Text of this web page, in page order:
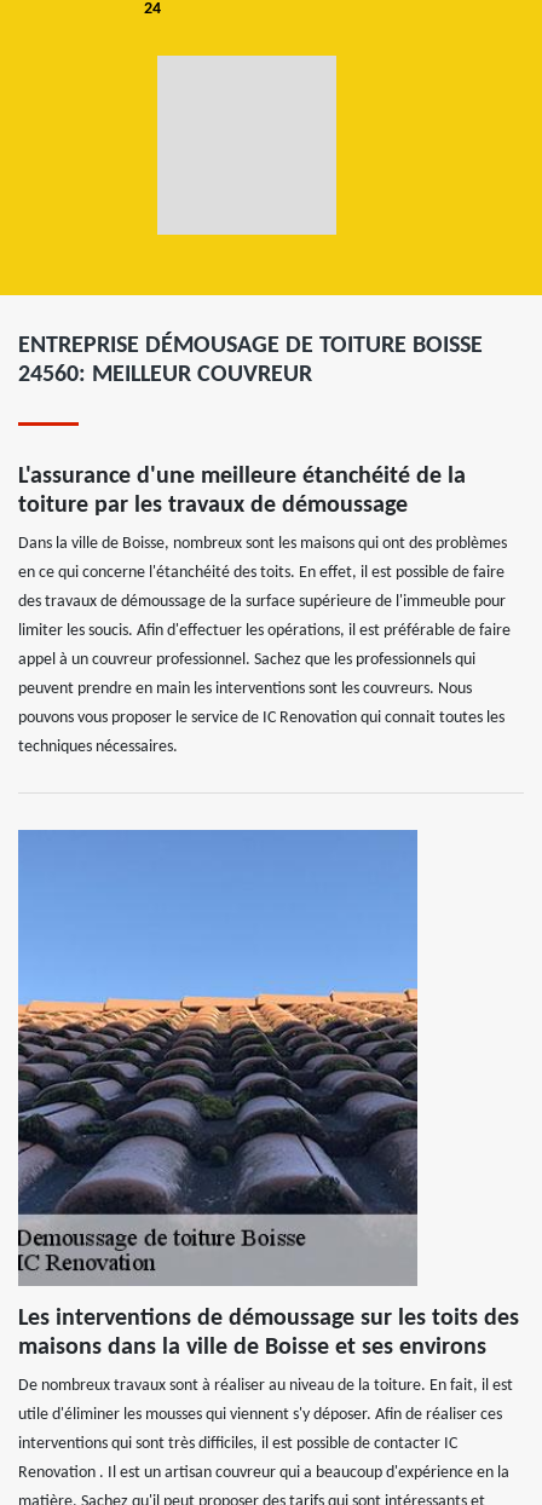
24
ENTREPRISE DÉMOUSAGE DE TOITURE BOISSE
24560: MEILLEUR COUVREUR
L'assurance d'une meilleure étanchéité de la
toiture par les travaux de démoussage
Dans la ville de Boisse, nombreux sont les maisons qui ont des problèmes
en ce qui concerne l'étanchéité des toits. En effet, il est possible de faire
des travaux de démoussage de la surface supérieure de l'immeuble pour
limiter les soucis. Afin d'effectuer les opérations, il est préférable de faire
appel à un couvreur professionnel. Sachez que les professionnels qui
peuvent prendre en main les interventions sont les couvreurs. Nous
pouvons vous proposer le service de IC Renovation qui connait toutes les
techniques nécessaires.
Les interventions de démoussage sur les toits des
maisons dans la ville de Boisse et ses environs
De nombreux travaux sont à réaliser au niveau de la toiture. En fait, il est
utile d'éliminer les mousses qui viennent s'y déposer. Afin de réaliser ces
interventions qui sont très difficiles, il est possible de contacter IC
Renovation . Il est un artisan couvreur qui a beaucoup d'expérience en la